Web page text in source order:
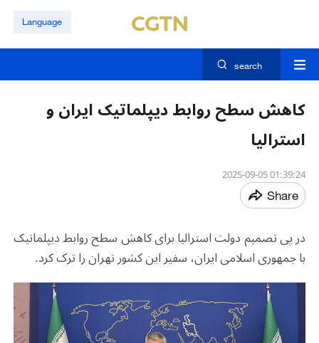
Language
search
کاهش سطح روابط دیپلماتیک ایران و
استرالیا
01:39:24 2025-09-05
Share
در پی تصمیم دولت استرالیا برای کاهش سطح روابط دیپلماتیک
با جمهوری اسلامی ایران، سفیر این کشور تهران را ترک کرد.